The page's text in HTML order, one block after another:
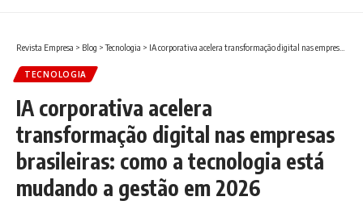
Revista Empresa > Blog >Tecnologia > IA corporativa acelera transformação digital nas empresas brasileiras: como a tecnologia está mudando a gestão em 2026
TECNOLOGIA
IA corporativa acelera
transformação digital nas empresas
brasileiras: como a tecnologia está
mudando a gestão em 2026